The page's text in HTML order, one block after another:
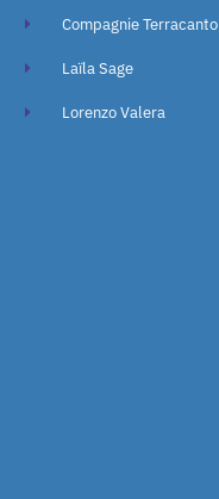
Compagnie Terracanto
Laïla Sage
Lorenzo Valera